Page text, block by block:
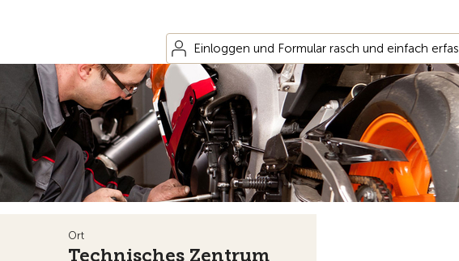
Einloggen und Formular rasch und einfach
Ort
Technisches Zentrum